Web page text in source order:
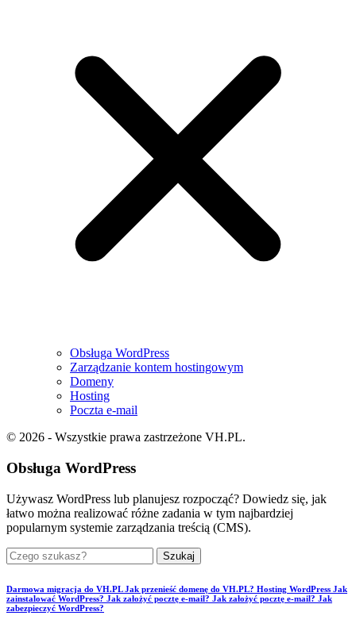
Obsługa WordPress
Zarządzanie kontem hostingowym
Domeny
Hosting
Poczta e-mail
© 2026 - Wszystkie prawa zastrzeżone VH.PL.
Obsługa WordPress
Używasz WordPress lub planujesz rozpocząć? Dowiedz się, jak
łatwo można realizować różne zadania w tym najbardziej
popularnym systemie zarządzania treścią (CMS).
Szukaj
Darmowa migracja do VH.PLJak przenieść domenę do VH.PL? Hosting WordPress Jak
zainstalować WordPress? Jak założyć pocztę e-mail? Jak założyć pocztę e-mail? Jak
zabezpieczyć WordPress?